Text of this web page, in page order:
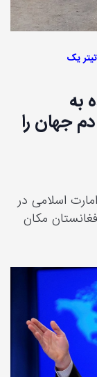
تیتر یک
به
جهان را
اسلامی در
مکان